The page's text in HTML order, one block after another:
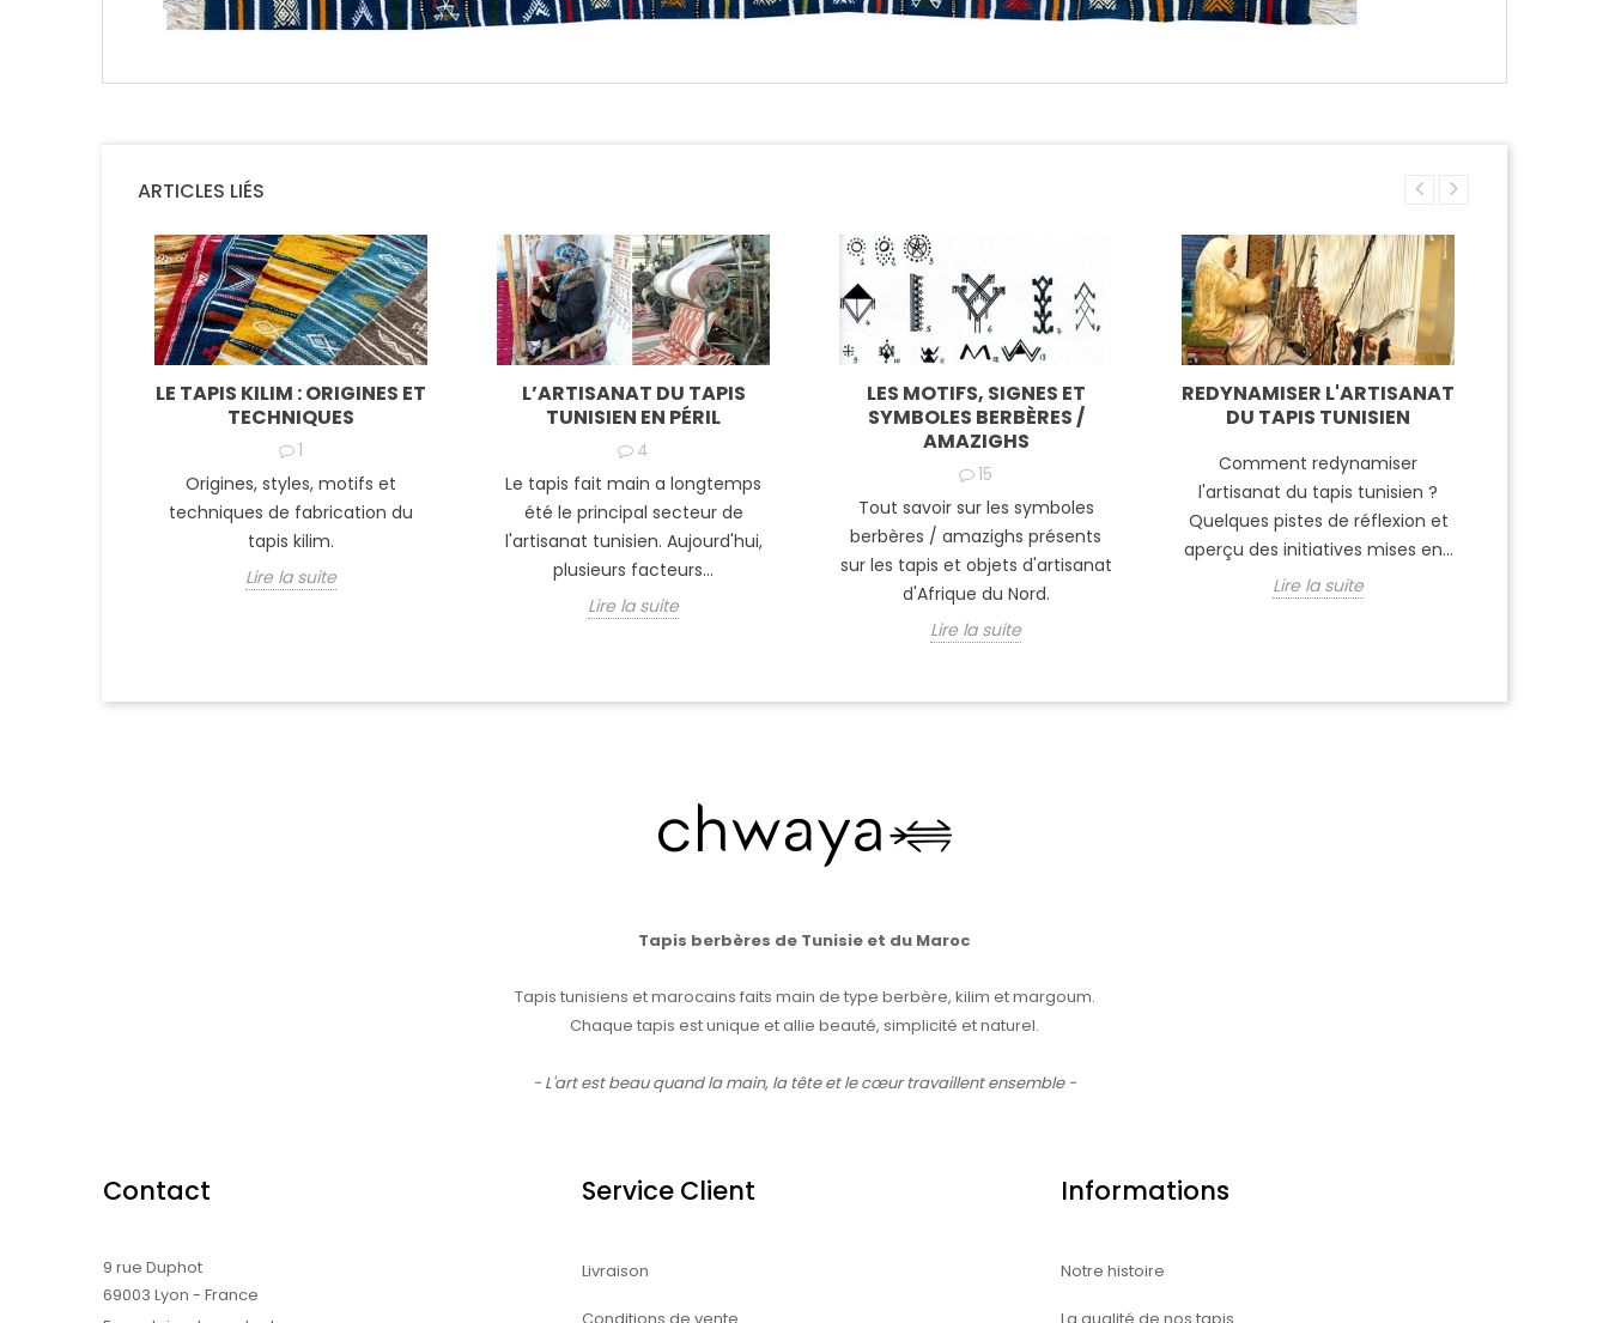
ARTICLES LIÉS
LE TAPIS KILIM : ORIGINES ET
TECHNIQUES
1
Origines, styles, motifs et
techniques de fabrication du
tapis kilim.
Lire la suite
L’ARTISANAT DU TAPIS
TUNISIEN EN PÉRIL
4
Le tapis fait main a longtemps
été le principal secteur de
l'artisanat tunisien. Aujourd'hui,
plusieurs facteurs...
Lire la suite
LES MOTIFS, SIGNES ET
SYMBOLES BERBÈRES /
AMAZIGHS
15
Tout savoir sur les symboles
berbères / amazighs présents
sur les tapis et objets d'artisanat
d'Afrique du Nord.
Lire la suite
REDYNAMISER L'ARTISANAT
DU TAPIS TUNISIEN
Comment redynamiser
l'artisanat du tapis tunisien ?
Quelques pistes de réflexion et
aperçu des initiatives mises en...
Lire la suite
Tapis berbères de Tunisie et du Maroc
Tapis tunisiens et marocains faits main de type berbère, kilim et margoum.
Chaque tapis est unique et allie beauté, simplicité et naturel.
- L'art est beau quand la main, la tête et le cœur travaillent ensemble -
Contact
9 rue Duphot
69003 Lyon - France
Service Client
Livraison
Informations
Notre histoire